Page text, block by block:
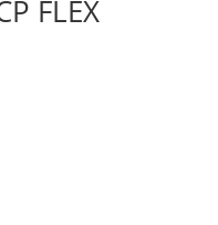
FLEX